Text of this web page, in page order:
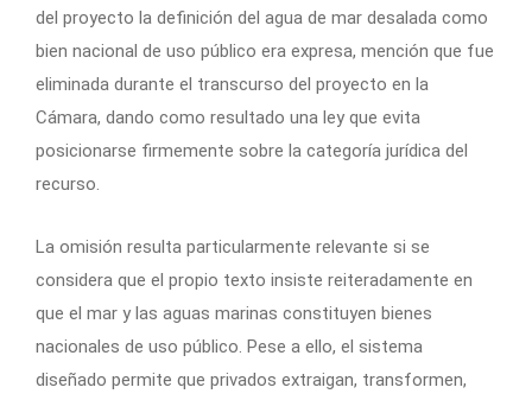
del proyecto la definición del agua de mar desalada como
bien nacional de uso público era expresa, mención que fue
eliminada durante el transcurso del proyecto en la
Cámara, dando como resultado una ley que evita
posicionarse firmemente sobre la categoría jurídica del
recurso.
La omisión resulta particularmente relevante si se
considera que el propio texto insiste reiteradamente en
que el mar y las aguas marinas constituyen bienes
nacionales de uso público. Pese a ello, el sistema
diseñado permite que privados extraigan, transformen,